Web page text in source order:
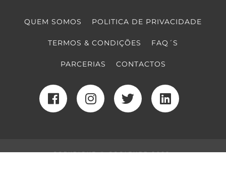
QUEM SOMOS POLITICA DE PRIVACIDADE
TERMOS & CONDIÇÕES FAQ´S
PARCERIAS CONTACTOS
COPYRIGHT © COOLTURE 2022